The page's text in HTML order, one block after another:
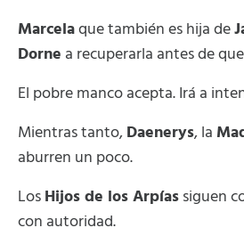
Marcelaque también es hija de
Dorne a recuperarla antes de
El pobre manco acepta. Irá a
Mientras tanto,Daenerys, la
aburren un poco.
LosHijos de los Arpíassiguen
con autoridad.